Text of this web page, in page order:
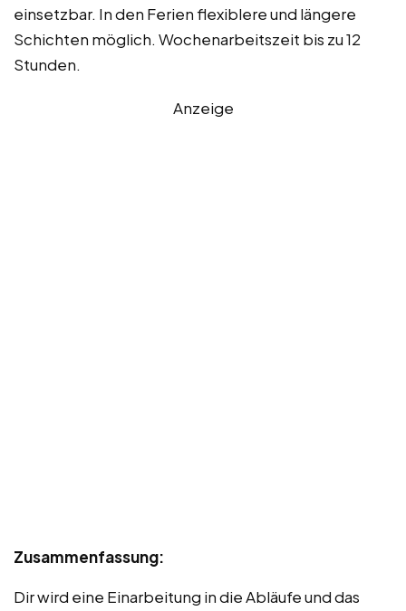
einsetzbar. In den Ferien flexiblere und längere
Schichten möglich. Wochenarbeitszeit bis zu 12
Stunden.
Anzeige
Zusammenfassung:
Dir wird eine Einarbeitung in die Abläufe und das